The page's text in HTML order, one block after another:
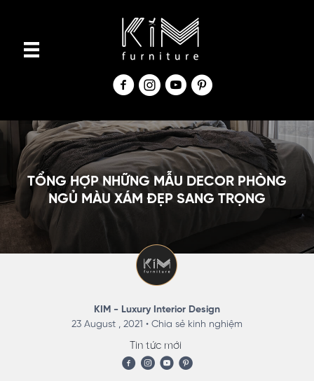
c
t
e
TỔNG HỢP NHỮNG MẪU DECOR PHÒNG
NGỦ MÀU XÁM ĐẸP SANG TRỌNG
KIM - Luxury Interior Design
23 August , 2021 • Chia sẻ kinh nghiệm
Tin tức mới